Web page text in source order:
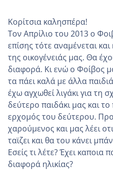
Κορίτσια καλησπέρα!
Τον Απρίλιο του 2013 ο
επίσης τότε αναμένεται
της οικογένειάς μας. Θα
διαφορά. Κι ενώ ο Φοίβος
τα πάει καλά με άλλα
έχω αγχωθεί λιγάκι για τη
δεύτερο παιδάκι μας και
ερχομός του δεύτερου.
χαρούμενος και μας λέει
ταϊζει και θα του κάνει
Εσείς τι λέτε? Έχει καποια
διαφορά ηλικίας?